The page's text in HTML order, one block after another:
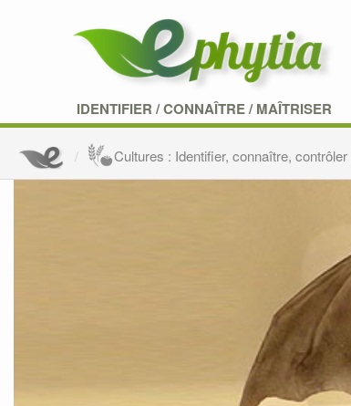
IDENTIFIER /CONNAÎTRE/MAÎTRISER
Cultures : Identifier, connaître, contrôler